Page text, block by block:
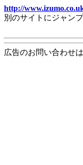
http://
別のサイトにジャン
広告のお問い合わせは